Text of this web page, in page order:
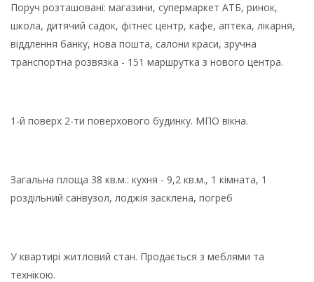
Поруч розташовані: магазини, супермаркет АТБ, ринок,
школа, дитячий садок, фітнес центр, кафе, аптека, лікарня,
віддлення банку, нова пошта, салони краси, зручна
транспортна розвязка - 151 маршрутка з нового центра.
1-й поверх 2-ти поверхового будинку. МПО вікна.
Загальна площа 38 кв.м.: кухня - 9,2 кв.м., 1 кімната, 1
роздільний санвузол, лоджія засклена, погреб
У квартирі житловий стан. Продається з меблями та
технікою.